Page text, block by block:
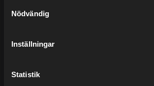
Nödvändig
Inställningar
Statistik
Hagainitiativet
Pressrum
Studiebesök